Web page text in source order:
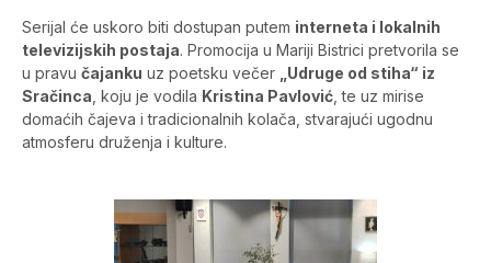
Serijal će uskoro biti dostupan putem interneta i lokalnih
televizijskih postaja. Promocija u Mariji Bistrici pretvorila se
u pravu čajanku uz poetsku večer „Udruge od stiha“ iz
Sračinca, koju je vodila Kristina Pavlović, te uz mirise
domaćih čajeva i tradicionalnih kolača, stvarajući ugodnu
atmosferu druženja i kulture.